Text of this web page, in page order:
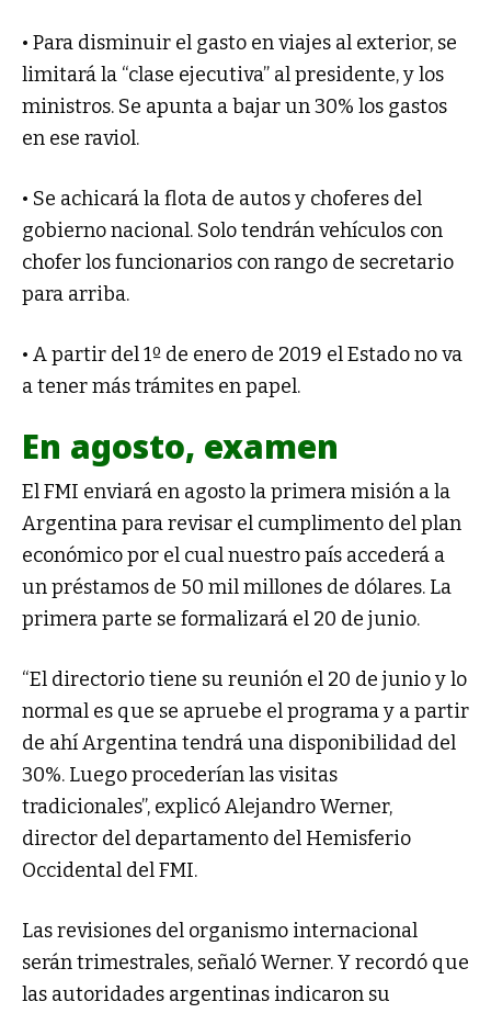
• Para disminuir el gasto en viajes al exterior, se
limitará la “clase ejecutiva” al presidente, y los
ministros. Se apunta a bajar un 30% los gastos
en ese raviol.
• Se achicará la flota de autos y choferes del
gobierno nacional. Solo tendrán vehículos con
chofer los funcionarios con rango de secretario
para arriba.
• A partir del 1º de enero de 2019 el Estado no va
a tener más trámites en papel.
En agosto, examen
El FMI enviará en agosto la primera misión a la
Argentina para revisar el cumplimento del plan
económico por el cual nuestro país accederá a
un préstamos de 50 mil millones de dólares. La
primera parte se formalizará el 20 de junio.
“El directorio tiene su reunión el 20 de junio y lo
normal es que se apruebe el programa y a partir
de ahí Argentina tendrá una disponibilidad del
30%. Luego procederían las visitas
tradicionales”, explicó Alejandro Werner,
director del departamento del Hemisferio
Occidental del FMI.
Las revisiones del organismo internacional
serán trimestrales, señaló Werner. Y recordó que
las autoridades argentinas indicaron su